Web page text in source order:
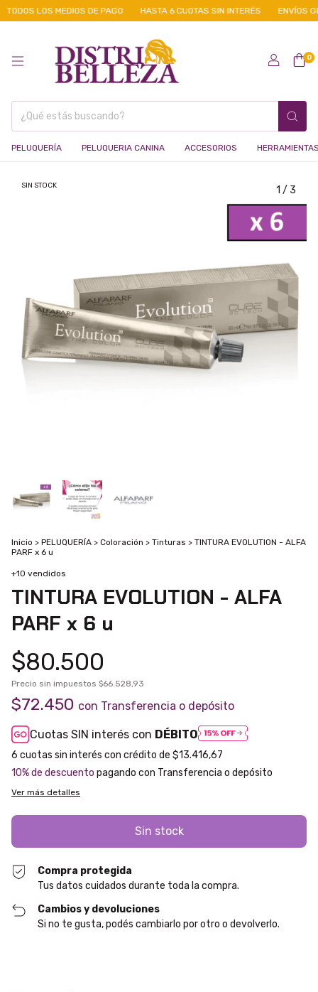
LOS MEDIOS DE PAGO HASTA 6 CUOTAS SIN INTERÉS ENVÍOS
0
PELUQUERÍA PELUQUERIA CANINA ACCESORIOS
SIN STOCK 1 / 3
Inicio > PELUQUERÍA > Coloración > Tinturas > TINTURA EVOLUTION - ALFA
PARF x 6 u
+10 vendidos
TINTURA EVOLUTION - ALFA
PARF x 6 u
$80.500
Precio sin impuestos $66.528,93
$72.450 con Transferencia o depósito
Cuotas SIN interés con DÉBITO
6
$13.416,67
10% de descuento pagando con Transferencia o depósito
Ver más detalles
Compra protegida
Tus datos cuidados durante toda la compra.
Cambios y devoluciones
Si no te gusta, podés cambiarlo por otro o devolverlo.